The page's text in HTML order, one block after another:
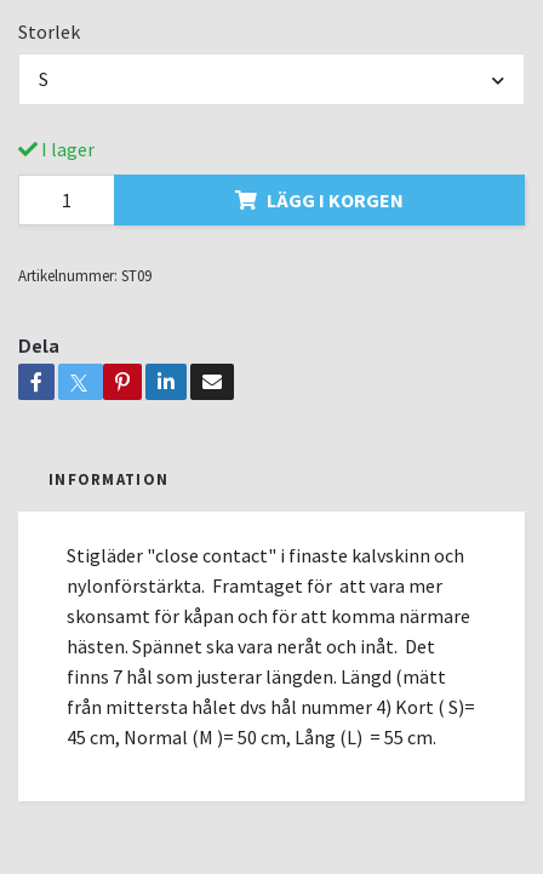
Storlek
S
I lager
LÄGG I KORGEN
Artikelnummer: ST09
Dela
INFORMATION
Stigläder "close contact" i finaste kalvskinn och
nylonförstärkta. Framtaget för att vara mer
skonsamt för kåpan och för att komma närmare
hästen. Spännet ska vara neråt och inåt. Det
finns 7 hål som justerar längden. Längd (mätt
från mittersta hålet dvs hål nummer 4) Kort ( S)=
45 cm, Normal (M )= 50 cm, Lång (L) = 55 cm.